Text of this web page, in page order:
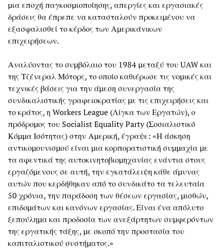
μια εποχή παγκοσμιοποίησης, απεργίες και εργασιακές
δράσεις θα έπρεπε να κατασταλούν προκειμένου να
εξασφαλισθεί το κέρδος των Αμερικάνικων
επιχειρήσεων.
Αναλύοντας το συμβόλαιο του 1984 μεταξύ του UAW και
της Τζένεραλ Μότορς, το οποίο καθιέρωσε τις νομικές και
τεχνικές βάσεις για την άμεση συνεργασία της
συνδικαλιστικής γραφειοκρατίας με τις επιχειρήσεις και
το κράτος, η Workers League (Λίγκα των Εργατών), ο
πρόδρομος του Socialist Equality Party (Σοσιαλιστικό
Κόμμα Ισότητας) στην Αμερική, έγραψε: «Η άσκηση
αντικομουνισμού είναι μια κορπορατιστική συμμαχία με
τα αφεντικά της αυτοκινητοβιομηχανίας ενάντια στους
εργαζόμενους σε αυτή, την εγκατάλειψη κάθε άμυνας
αυτών που κερδήθηκαν από το συνδικάτο τα τελευταία
50 χρόνια, την παράδοση των θέσεων εργασίας, μισθών,
επιδομάτων και κανόνων εργασίας. Είναι ένα απόλυτο
ξεπούλημα και προδοσία των ανεξάρτητων συμφερόντων
της εργατικής τάξης, με σκοπό την προστασία του
καπιταλιστικού συστήματος.»